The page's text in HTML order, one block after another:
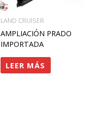
LAND CRUISER
AMPLIACIÓN PRADO
IMPORTADA
LEER MÁS